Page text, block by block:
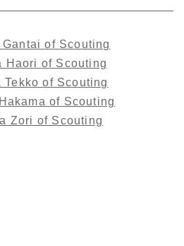
Gantai of Scouting
Haori of Scouting
Tekko of Scouting
of Scouting
Zori of Scouting